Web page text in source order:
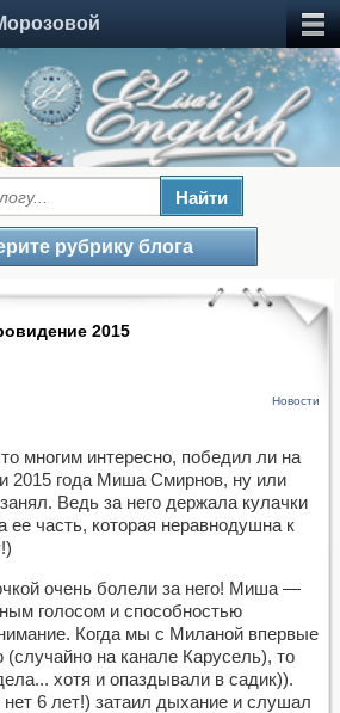
рубрику блога
2015
Новости
многим интересно, победил ли на
2015 года Миша Смирнов, ну или
Ведь за него держала кулачки
ее часть, которая неравнодушна к
очень болели за него! Миша —
голосом и способностью
Когда мы с Миланой впервые
на канале Карусель), то
хотя и опаздывали в садик)).
6 лет!) затаил дыхание и слушал